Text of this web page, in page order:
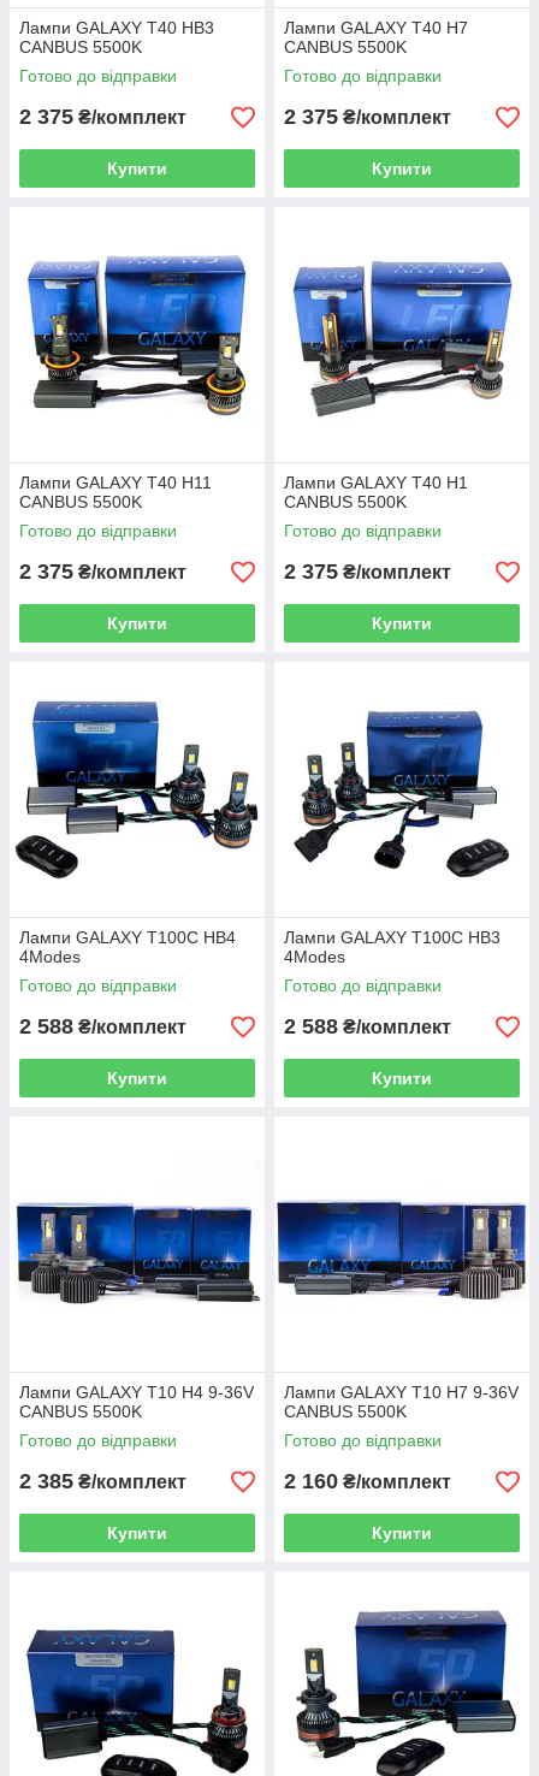
Лампи GALAXY T40 HB3
CANBUS 5500K
Готово до відправки
2 375 ₴/комплект
Купити
Лампи GALAXY T40 H7
CANBUS 5500K
Готово до відправки
2 375 ₴/комплект
Купити
Лампи GALAXY T40 H11
CANBUS 5500K
Готово до відправки
2 375 ₴/комплект
Купити
Лампи GALAXY T40 H1
CANBUS 5500K
Готово до відправки
2 375 ₴/комплект
Купити
Лампи GALAXY T100С HB4
4Modes
Готово до відправки
2 588 ₴/комплект
Купити
Лампи GALAXY T100С HB3
4Modes
Готово до відправки
2 588 ₴/комплект
Купити
Лампи GALAXY T10 H4 9-36V
CANBUS 5500K
Готово до відправки
2 385 ₴/комплект
Купити
Лампи GALAXY T10 H7 9-36V
CANBUS 5500K
Готово до відправки
2 160 ₴/комплект
Купити